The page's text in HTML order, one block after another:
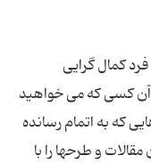
کمال گرایی
کسی که می خواهید
كه به اتمام رسانده
و طرحها را با